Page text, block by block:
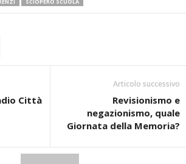
SCIOPERO SCUOLA
Città
Articolo successivo
Revisionismo e
negazionismo, quale
Giornata della Memoria?